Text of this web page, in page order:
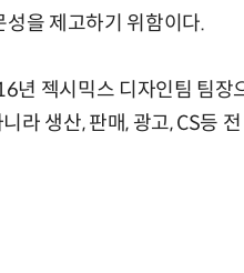
성을 제고하기 위함이다.
년 젝시믹스 디자인팀 팀장
라 생산, 판매, 광고, CS등